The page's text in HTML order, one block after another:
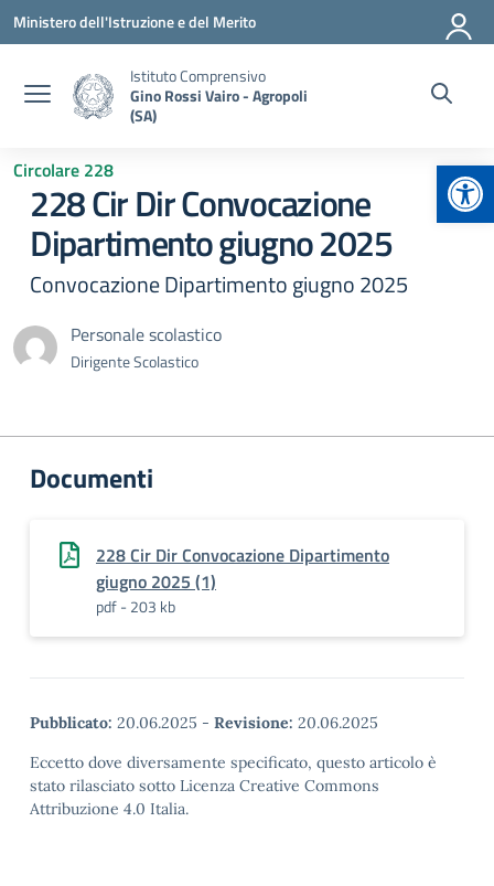
Vai ai contenuti
Vai al menu di navigazione
Vai al footer
Ministero dell'Istruzione e del Merito
Istituto Comprensivo
Gino Rossi Vairo - Agropoli
(SA)
Circolare 228
228 Cir Dir Convocazione
Dipartimento giugno 2025
Convocazione Dipartimento giugno 2025
Personale scolastico
Dirigente Scolastico
Documenti
228 Cir Dir Convocazione Dipartimento
giugno 2025 (1)
pdf - 203 kb
Pubblicato: 20.06.2025 - Revisione: 20.06.2025
Eccetto dove diversamente specificato, questo articolo è
stato rilasciato sotto Licenza Creative Commons
Attribuzione 4.0 Italia.